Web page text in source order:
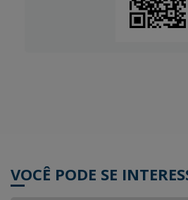
VOCÊ PODE SE